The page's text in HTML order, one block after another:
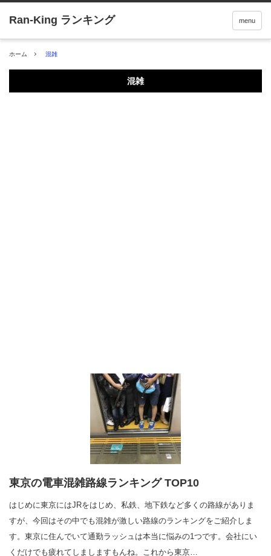
menu
ホーム 混雑
混雑
東京の電車混雑路線ランキング TOP10
はじめに東京にはJRをはじめ、私鉄、地下鉄など多くの路線がありま
すが、今回はその中でも混雑が激しい路線のランキングをご紹介しま
す。東京に住んでいて通勤ラッシュは本当に悩みの1つです。会社にい
くだけでも疲れてしましますもんね。これから東京…